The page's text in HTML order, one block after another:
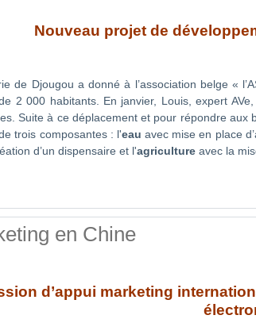
Nouveau projet de
de Djougou a donné à l’association belge «
2 000 habitants. En janvier, Louis, expert
Suite à ce déplacement et pour répondre aux
trois composantes : l'eau avec mise en place
d’un dispensaire et l'agriculture avec la
en Chine
d’appui marketing